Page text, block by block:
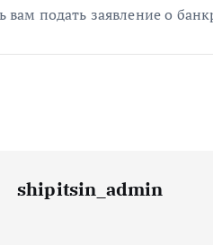
подать заявление о
shipitsin_admin